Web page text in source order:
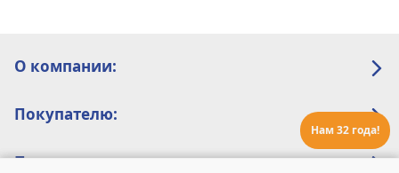
Нам 32 года!
О компании:
Покупателю:
Помощь: